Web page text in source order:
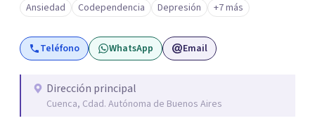
Ansiedad Codependencia Depresión +7 más
Teléfono WhatsApp Email
Dirección principal
Cuenca, Cdad. Autónoma de Buenos Aires